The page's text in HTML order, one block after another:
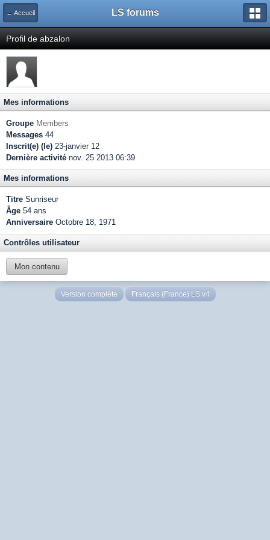
← Accueil LS forums
Profil de abzalon
Mes informations
Groupe Members
Messages 44
Inscrit(e) (le) 23-janvier 12
Dernière activité nov. 25 2013 06:39
Mes informations
Titre Sunriseur
Âge 54 ans
Anniversaire Octobre 18, 1971
Contrôles utilisateur
Mon contenu
Version complète Français (France) LS v4